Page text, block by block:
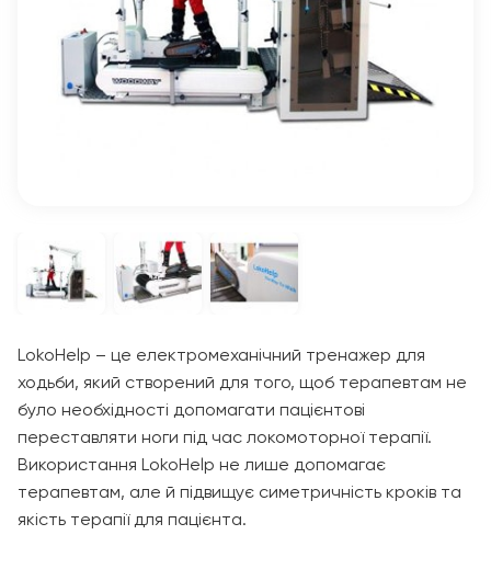
LokoHelp – це електромеханічний тренажер для
ходьби, який створений для того, щоб терапевтам не
було необхідності допомагати пацієнтові
переставляти ноги під час локомоторної терапії.
Використання LokoHelp не лише допомагає
терапевтам, але й підвищує симетричність кроків та
якість терапії для пацієнта.